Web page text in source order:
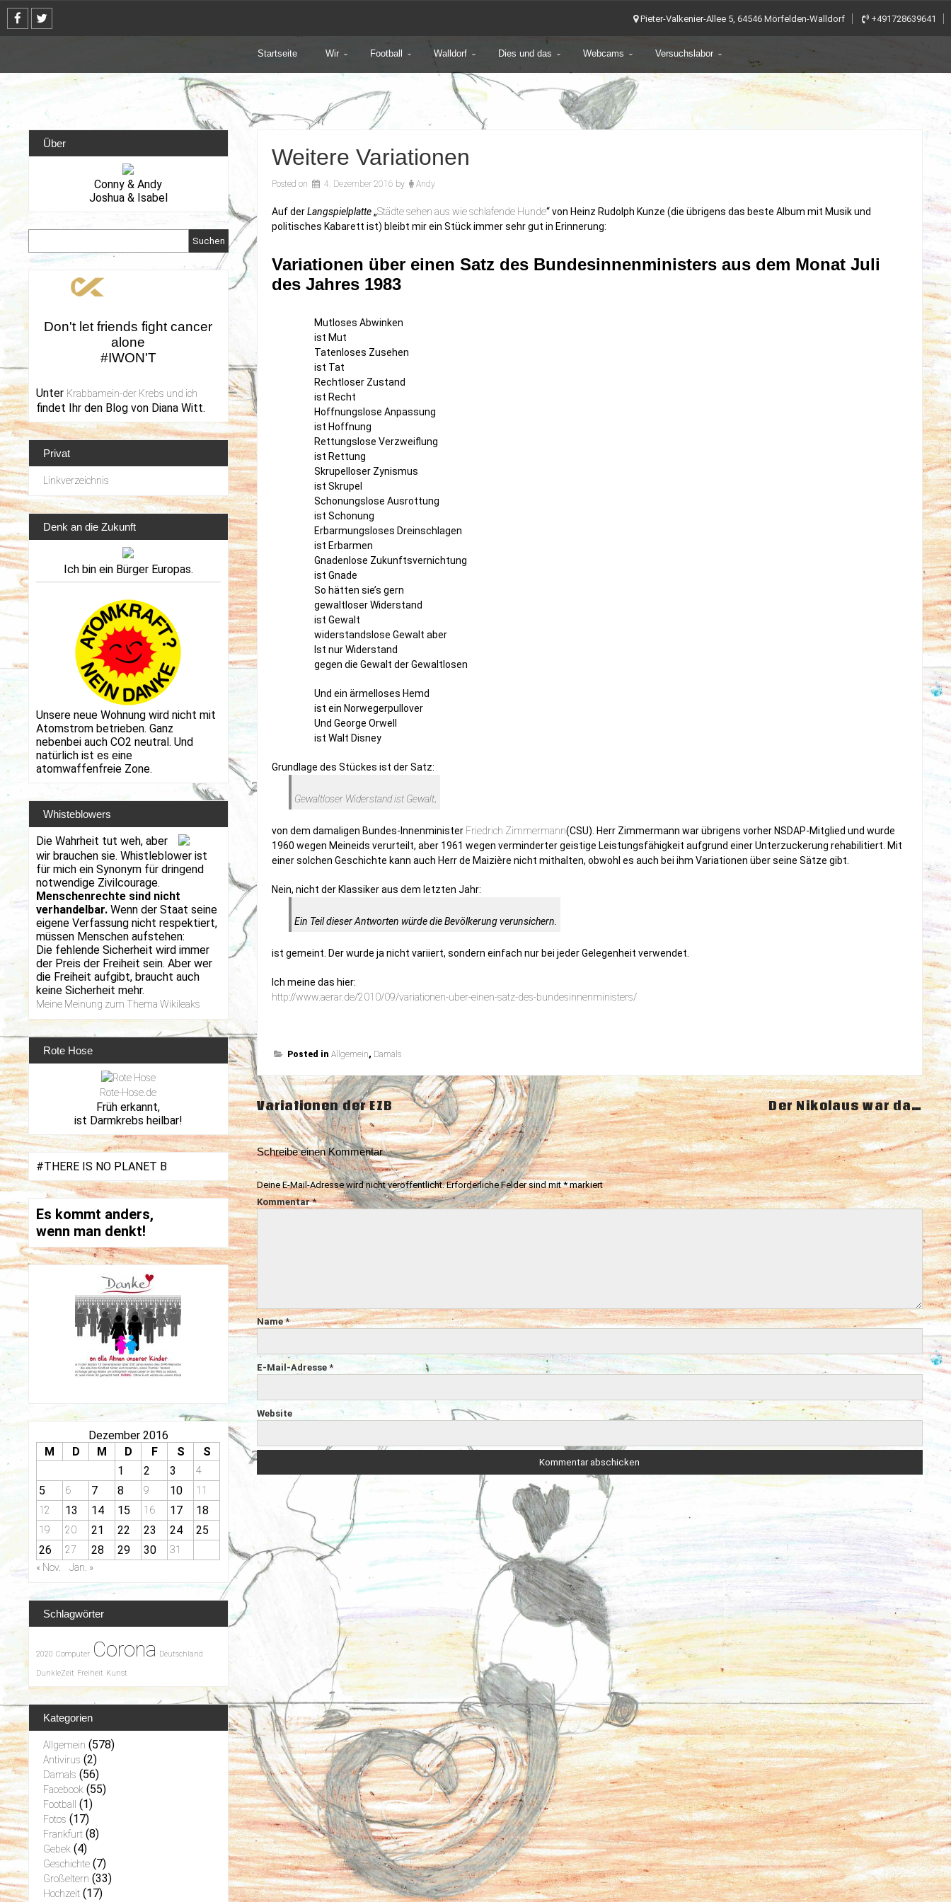
Skip
content
Pieter-Valkenier-Allee 5, 64546 Mörfelden-Walldorf +491728639641
Startseite Wir Football Walldorf Dies und das Webcams Versuchslabor
Weitere Variationen
Posted on 4. Dezember 2016 by Andy
Auf derLangspielplatte„Städte sehen aus wie schlafende Hunde“ von Heinz Rudolph Kunze (die übrigens das beste Album mit Musik und
politisches Kabarett ist) bleibt mir ein Stück immer sehr gut in Erinnerung:
Variationen über einen Satz des Bundesinnenministers aus dem Monat Juli
des Jahres 1983
Mutloses Abwinken
ist Mut
Tatenloses Zusehen
ist Tat
Rechtloser Zustand
ist Recht
Hoffnungslose Anpassung
ist Hoffnung
Rettungslose Verzweiflung
ist Rettung
Skrupelloser Zynismus
ist Skrupel
Schonungslose Ausrottung
ist Schonung
Erbarmungsloses Dreinschlagen
ist Erbarmen
Gnadenlose Zukunftsvernichtung
ist Gnade
So hätten sie’s gern
gewaltloser Widerstand
ist Gewalt
widerstandslose Gewalt aber
Ist nur Widerstand
gegen die Gewalt der Gewaltlosen
Und ein ärmelloses Hemd
ist ein Norwegerpullover
Und George Orwell
ist Walt Disney
Grundlage des Stückes ist der Satz:
Gewaltloser Widerstand ist Gewalt.
von dem damaligen Bundes-Innenminister Friedrich Zimmermann(CSU). Herr Zimmermann war übrigens vorher NSDAP-Mitglied und wurde
1960 wegen Meineids verurteilt, aber 1961 wegen verminderter geistige Leistungsfähigkeit aufgrund einer Unterzuckerung rehabilitiert. Mit
einer solchen Geschichte kann auch Herr de Maizière nicht mithalten, obwohl es auch bei ihm Variationen über seine Sätze gibt.
Nein, nicht der Klassiker aus dem letzten Jahr:
Ein Teil dieser Antworten würde die Bevölkerung verunsichern.
ist gemeint. Der wurde ja nicht variiert, sondern einfach nur bei jeder Gelegenheit verwendet.
Ich meine das hier:
http://www.aerar.de/2010/09/variationen-uber-einen-satz-des-bundesinnenministers/
Posted in Allgemein, Damals
Beitragsnavigation
Variationen der EZB Der Nikolaus war da…
Schreibe einen Kommentar
Deine E-Mail-Adresse wird nicht veröffentlicht. Erforderliche Felder sind mit*markiert
Kommentar*
Name*
E-Mail-Adresse *
Website
Über
Conny & Andy
Joshua & Isabel
Suchen
Don't let friends fight cancer
alone
#IWON'T
Unter Krabbamein-der Krebs und ich
findet Ihr den Blog von Diana Witt.
Privat
Linkverzeichnis
Denk an die Zukunft
Ich bin ein Bürger Europas.
Unsere neue Wohnung wird nicht mit
Atomstrom betrieben. Ganz
nebenbei auch CO2 neutral. Und
natürlich ist es eine
atomwaffenfreie Zone.
Whisteblowers
Die Wahrheit tut weh, aber
wir brauchen sie. Whistleblower ist
für mich ein Synonym für dringend
notwendige Zivilcourage.
Menschenrechte sind nicht
verhandelbar. Wenn der Staat seine
eigene Verfassung nicht respektiert,
müssen Menschen aufstehen:
Die fehlende Sicherheit wird immer
der Preis der Freiheit sein. Aber wer
die Freiheit aufgibt, braucht auch
keine Sicherheit mehr.
Meine Meinung zum Thema Wikileaks
Rote Hose
Rote-Hose.de
Früh erkannt,
ist Darmkrebs heilbar!
#THERE IS NO PLANET B
Es kommt anders,
wenn man denkt!
Dezember 2016
M
D M D F S
S
1
2 3 4
5 6 7 8 9 10
11
12
13 14 15 16 17 18
19 20 21 22 23 24
25
26
27 28 29 30
31
« Nov.
Jan. »
Schlagwörter
2020 Computer Corona Deutschland
DunkleZeit Freiheit Kunst
Kategorien
Allgemein (578)
Antivirus (2)
Damals (56)
Facebook (55)
Football (1)
Fotos (17)
Frankfurt (8)
Gebek (4)
Geschichte (7)
Großeltern (33)
Hochzeit (17)